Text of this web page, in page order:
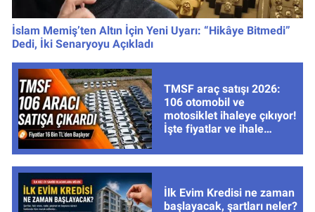
İslam Memiş’ten Altın İçin Yeni Uyarı: “Hikâye Bitmedi”
Dedi, İki Senaryoyu Açıkladı
TMSF araç satışı 2026:
106 otomobil ve
motosiklet ihaleye çıkıyor!
İşte fiyatlar ve ihale
İlk Evim Kredisi ne zaman
başlayacak, şartları neler?